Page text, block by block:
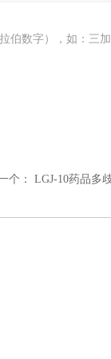
伯数字），如：三
个： LGJ-10药品多